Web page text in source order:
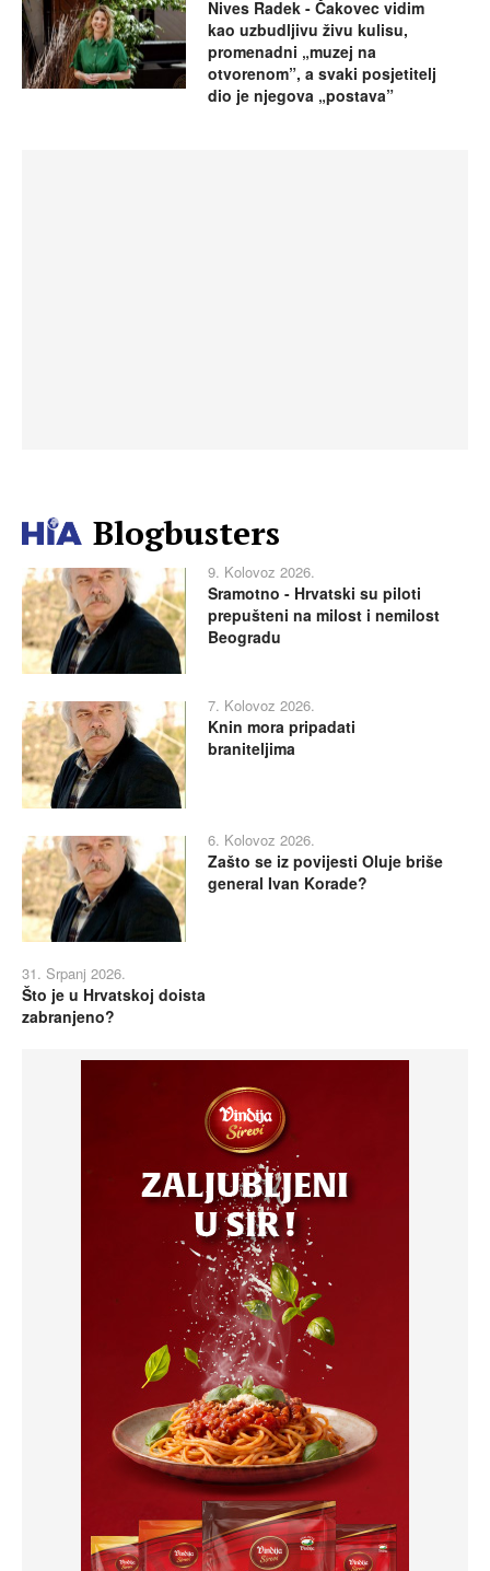
Nives Radek - Čakovec vidim
kao uzbudljivu živu kulisu,
promenadni „muzej na
otvorenom”, a svaki posjetitelj
dio je njegova „postava”
Blogbusters
9. Kolovoz 2026.
Sramotno - Hrvatski su piloti
prepušteni na milost i nemilost
Beogradu
7. Kolovoz 2026.
Knin mora pripadati
braniteljima
6. Kolovoz 2026.
Zašto se iz povijesti Oluje briše
general Ivan Korade?
31. Srpanj 2026.
Što je u Hrvatskoj doista
zabranjeno?